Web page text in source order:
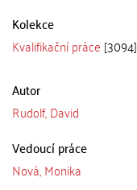
Kolekce
Kvalifikační práce [3094]
Autor
Rudolf, David
Vedoucí práce
Nová, Monika